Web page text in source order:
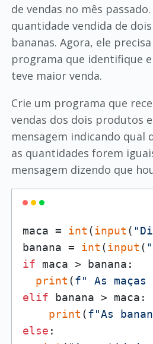
de vendas no mês
quantidade vendida de
bananas. Agora, ele
programa que identifique
teve maior venda.
Crie um programa que
vendas dos dois produtos
mensagem indicando qual
as quantidades forem
mensagem dizendo que
maca = int (input (
banana = int (input (
if maca > banana:
print (f" As
elif banana > maca:
print (f"As
else :